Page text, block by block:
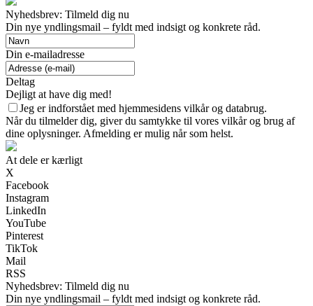
Nyhedsbrev: Tilmeld dig nu
Din nye yndlingsmail – fyldt med indsigt og konkrete råd.
Din e-mailadresse
Deltag
Dejligt at have dig med!
Jeg er indforstået med hjemmesidens vilkår og databrug.
Når du tilmelder dig, giver du samtykke til vores vilkår og brug af
dine oplysninger. Afmelding er mulig når som helst.
At dele er kærligt
X
Facebook
Instagram
LinkedIn
YouTube
Pinterest
TikTok
Mail
RSS
Nyhedsbrev: Tilmeld dig nu
Din nye yndlingsmail – fyldt med indsigt og konkrete råd.